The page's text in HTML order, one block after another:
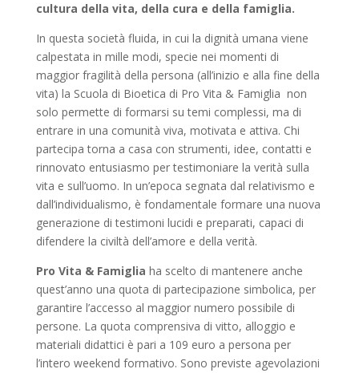
cultura della vita, della cura e della famiglia.
In questa società fluida, in cui la dignità umana viene
calpestata in mille modi, specie nei momenti di
maggior fragilità della persona (all’inizio e alla fine della
vita) la Scuola di Bioetica di Pro Vita & Famiglia non
solo permette di formarsi su temi complessi, ma di
entrare in una comunità viva, motivata e attiva. Chi
partecipa torna a casa con strumenti, idee, contatti e
rinnovato entusiasmo per testimoniare la verità sulla
vita e sull’uomo. In un’epoca segnata dal relativismo e
dall’individualismo, è fondamentale formare una nuova
generazione di testimoni lucidi e preparati, capaci di
difendere la civiltà dell’amore e della verità.
Pro Vita & Famiglia ha scelto di mantenere anche
quest’anno una quota di partecipazione simbolica, per
garantire l’accesso al maggior numero possibile di
persone. La quota comprensiva di vitto, alloggio e
materiali didattici è pari a 109 euro a persona per
l’intero weekend formativo. Sono previste agevolazioni